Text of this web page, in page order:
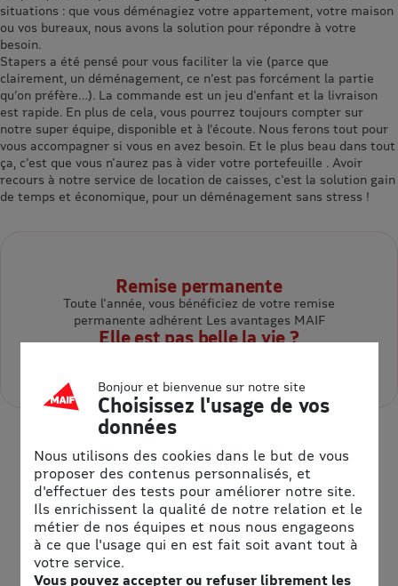
situations : que vous déménagiez votre appartement, votre maison
ou vos bureaux, nous avons la solution pour répondre à votre
besoin.
Stapers a été pensé pour vous faciliter la vie (parce que
clairement, un déménagement, ce n’est pas forcément la partie
qu’on préfère…). La commande est un jeu d'enfant et la livraison
est rapide. En plus de cela, vous pourrez toujours compter sur
notre super équipe, disponible et à l’écoute. Nous ferons tout pour
vous accompagner si vous en avez besoin. Et le plus beau dans tout
ça, c'est que vous n'aurez pas à vider votre portefeuille . Avoir
recours à notre service de location de caisses, c'est la solution gain
de temps et économique, pour un déménagement sans stress !
Remise permanente
Toute l'année, vous bénéficiez de votre remise
permanente adhérent Les avantages MAIF
Elle est pas belle la vie ?
Bonjour et bienvenue sur notre site
Choisissez l'usage de vos
données
Nous utilisons des cookies dans le but de vous
proposer des contenus personnalisés, et
d'effectuer des tests pour améliorer notre site.
Ils enrichissent la qualité de notre relation et le
métier de nos équipes et nous nous engageons
à ce que l'usage qui en est fait soit avant tout à
votre service.
Vous pouvez accepter ou refuser librement les